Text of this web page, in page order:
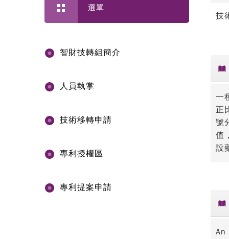
選單
智財技轉組簡介
人員執掌
技術移轉申請
專利授權區
專利提案申請
技
一
正
號
值
設